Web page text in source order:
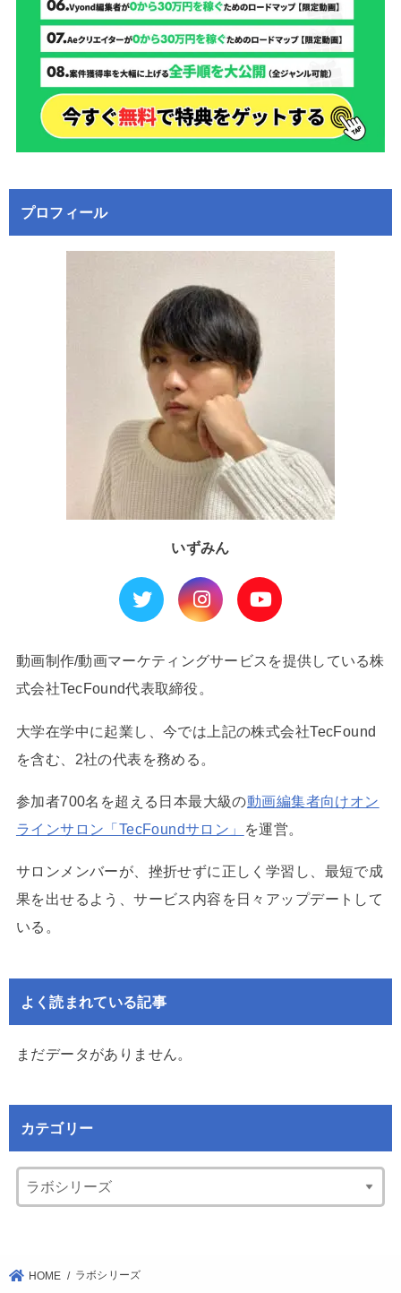
プロフィール
いずみん
動画制作/動画マーケティングサービスを提供している株
式会社TecFound代表取締役。
大学在学中に起業し、今では上記の株式会社TecFound
を含む、2社の代表を務める。
参加者700名を超える日本最大級の動画編集者向けオン
ラインサロン「TecFoundサロン」
を運営。
サロンメンバーが、挫折せずに正しく学習し、最短で成
果を出せるよう、サービス内容を日々アップデートして
いる。
よく読まれている記事
まだデータがありません。
カテゴリー
HOME ラボシリーズ